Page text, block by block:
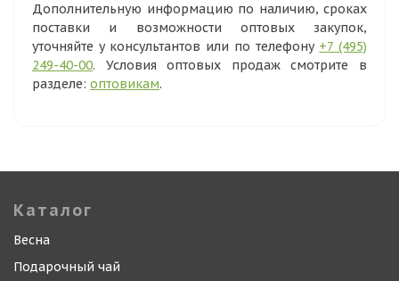
Дополнительную информацию по наличию, сроках
поставки и возможности оптовых закупок,
уточняйте у консультантов или по телефону +7 (495)
249-40-00. Условия оптовых продаж смотрите в
разделе: оптовикам.
Каталог
Весна
Подарочный чай